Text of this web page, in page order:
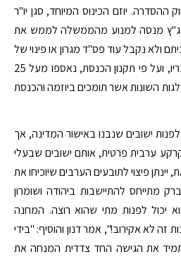
ההסדרה. יוזם הכינוס המיוחד, סגן יו"ר
מנסה למנוע מהממשלה לממש את
ולא נקבל עוד פס"ד מגרון או פינוי של
בית המכפלה", אמר דנון. לדבריו, ועל פי תקנון הכנסת, נאספו מעל 25
השונות אשר תומכים ביוזמה והכנסת
ישובים שנבנו באישור המדינה, אך
ערבית פרטית, אותם ישובים שבעלי
יינתן פיצוי לתובעים הערבים שיוכיחו את
מתייחס להתיישבות ביהודה ושומרון
יכול לפנות מתי שהוא רוצה. המחנה
זה לא אקירוב!", אמר דנון והוסיף: "בידי
את הגישה החד צדדית המנחה את